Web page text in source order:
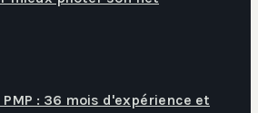
: 36 mois d'expérience et